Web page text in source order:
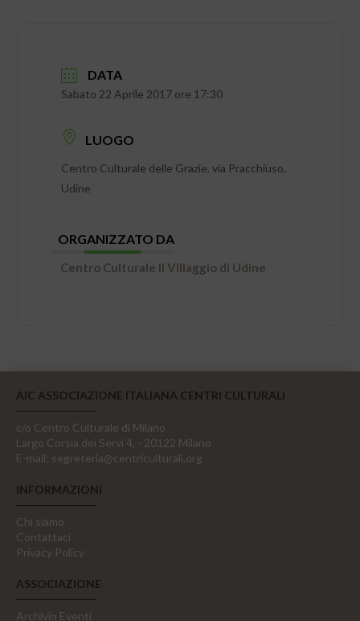
DATA
Sabato 22 Aprile 2017 ore 17:30
LUOGO
Centro Culturale delle Grazie, via Pracchiuso,
Udine
ORGANIZZATO DA
Centro Culturale Il Villaggio di Udine
AIC ASSOCIAZIONE ITALIANA CENTRI CULTURALI
c/o Centro Culturale di Milano
Largo Corsia dei Servi 4, - 20122 Milano
E-mail: segreteria@centriculturali.org
INFORMAZIONI
Chi siamo
Contattaci
Privacy Policy
ASSOCIAZIONE
Archivio Eventi